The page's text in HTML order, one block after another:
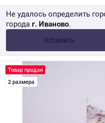
Не удалось определить
города г. Иваново.
Оставить
от 10 000 ₽
Товар продан
2 размера